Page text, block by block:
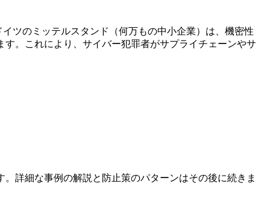
ツのミッテルスタンド（何万もの中小企業）は、機密性
。これにより、サイバー犯罪者がサプライチェーンやサ
詳細な事例の解説と防止策のパターンはその後に続きま